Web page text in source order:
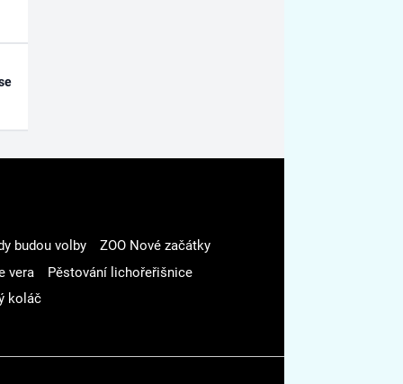
budou volby
ZOO Nové začátky
vera
Pěstování lichořeřišnice
koláč